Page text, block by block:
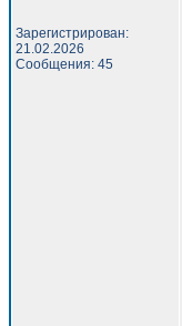
Зарегистрирован:
21.02.2026
Сообщения: 45